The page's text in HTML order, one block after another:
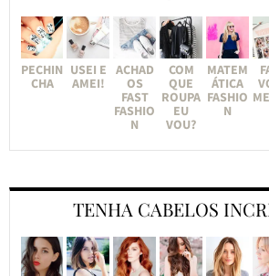
PECHIN
CHA
USEI E
AMEI!
ACHAD
OS
FAST
FASHIO
N
COM
QUE
ROUPA
EU
VOU?
MATEM
ÁTICA
FASHIO
N
TENHA CABELOS